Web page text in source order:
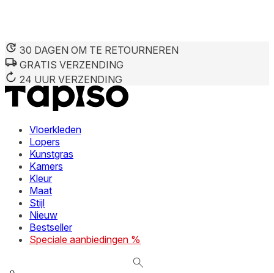
30 DAGEN OM TE RETOURNEREN
GRATIS VERZENDING
24 UUR VERZENDING
Vloerkleden
Lopers
Kunstgras
Kamers
Kleur
Maat
Stijl
Nieuw
Bestseller
Speciale aanbiedingen %
We gebruiken cookies om inhoud en advertenties te
deze informatie combineren met andere gegevens die u
diensten.
Noodzakelijk
Noodzakelijke cookies zijn essentieel voor de
verandert, zoals uw voorkeurstaal of de regio waar u zich